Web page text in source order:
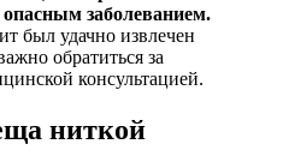
заболеванием.
был удачно извлечен
обратиться за
консультацией.
ниткой